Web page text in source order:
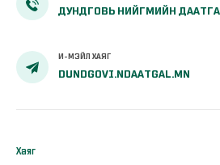
ДУНДГОВЬ НИЙГМИЙН
И-МЭЙЛ ХАЯГ
DUNDGOVI.NDAATGAL.MN
Хаяг